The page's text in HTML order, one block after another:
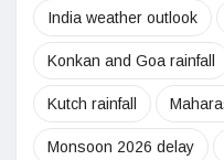
India weather outlook
Konkan and Goa rainfall
Kutch rainfall
Monsoon 2026 delay